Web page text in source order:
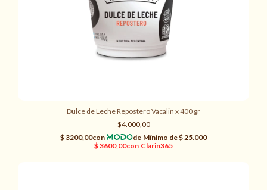
Dulce de Leche Repostero Vacalin x 400 gr
$4.000,00